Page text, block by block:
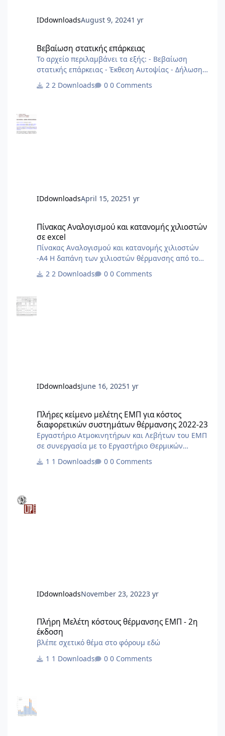
IDdownloadsAugust 9, 20241 yr
Βεβαίωση στατικής επάρκειας
Το αρχείο περιλαμβάνει τα εξής: - Βεβαίωση
στατικής επάρκειας - Έκθεση Αυτοψίας - Δήλωση
2 Downloads 0 Comments
IDdownloadsApril 15, 20251 yr
Πίνακας Αναλογισμού και κατανομής χιλιοστών
σε excel
Πίνακας Αναλογισμού και κατανομής χιλιοστών
-Α4 Η δαπάνη των χιλιοστών θέρμανσης από το
αλλά με δύο συντελεστές, έναν για την χρέωση με
2 Downloads 0 Comments
IDdownloadsJune 16, 20251 yr
Πλήρες κείμενο μελέτης ΕΜΠ για κόστος
διαφορετικών συστημάτων θέρμανσης 2022-23
Εργαστήριο Ατμοκινητήρων και Λεβήτων του ΕΜΠ
σε συνεργασία με το Εργαστήριο Θερμικών
υποστήριξη από το Ινστιτούτο Χημικών
1 Downloads 0 Comments
IDdownloadsNovember 23, 20223 yr
Πλήρη Mελέτη κόστους θέρμανσης ΕΜΠ - 2η
έκδοση
βλέπε σχετικό θέμα στο φόρουμ εδώ
1 Downloads
0 Comments